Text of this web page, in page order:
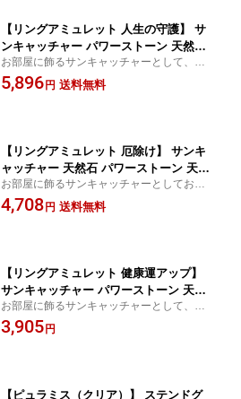
【リングアミュレット 人生の守護】 サ
ンキャッチャー パワーストーン 天然石
天然 水晶 マグネサイトターコイズ 開運
風水 北欧 雑貨 インテリア クリスタル
お部屋に飾るサンキャッチャーとして、ま
た、外出時にはカバン等に付けて アクセサ
リーとしてもお使い頂けます。 人気 おすす
5,896 円 送料無料
【リングアミュレット 厄除け】 サンキ
ャッチャー 天然石 パワーストーン 天然
水晶 開運 風水 ラピスラズリ 北欧 雑貨
インテリア チャーム クリスタル ボール
お部屋に飾るサンキャッチャーとしてお使
いになる事はもちろん、外出時にはカバン
等に付けて アクセサリーとしてもお使い頂
4,708 円 送料無料
【リングアミュレット 健康運アップ】
サンキャッチャー パワーストーン 天然
石 天然 水晶 アベンチュリン 開運 風水
北欧 雑貨 インテリア クリスタル ボー
お部屋に飾るサンキャッチャーとして、ま
た、外出時にはカバン等に付けて アクセサ
リーとしてもお使い頂けます。 人気 おすす
3,905 円
【ピュラミス（クリア）】 ステンドグ